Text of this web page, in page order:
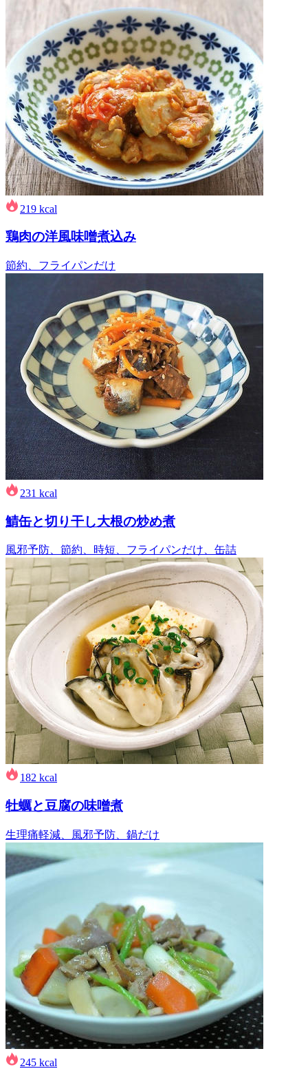
219 kcal
鶏肉の洋風味噌煮込み
節約、フライパンだけ
231 kcal
鯖缶と切り干し大根の炒め煮
風邪予防、節約、時短、フライパンだけ、缶詰
182 kcal
牡蠣と豆腐の味噌煮
生理痛軽減、風邪予防、鍋だけ
245 kcal